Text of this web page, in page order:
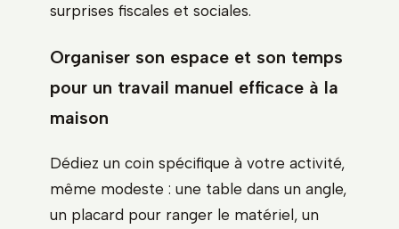
surprises fiscales et sociales.
Organiser son espace et son temps
pour un travail manuel efficace à la
maison
Dédiez un coin spécifique à votre activité,
même modeste : une table dans un angle,
un placard pour ranger le matériel, un